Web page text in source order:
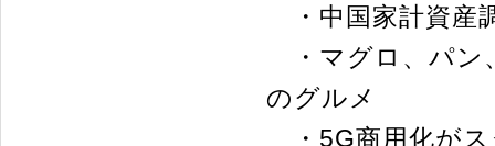
・中国家計資産
・マグロ、パン
のグルメ
・5G商用化が